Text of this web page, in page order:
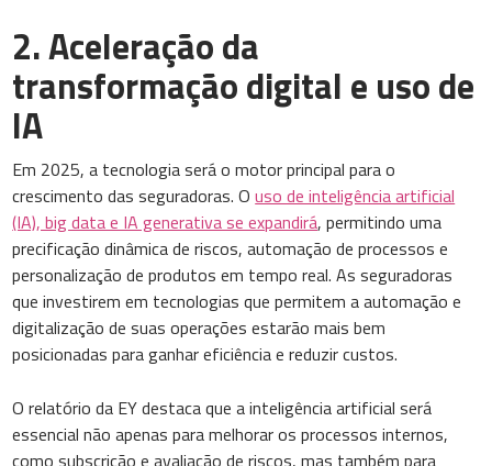
2. Aceleração da
transformação digital e uso de
IA
Em 2025, a tecnologia será o motor principal para o
crescimento das seguradoras. Ouso de inteligência artificial
(IA), big data e IA generativa se expandirá, permitindo uma
precificação dinâmica de riscos, automação de processos e
personalização de produtos em tempo real. As seguradoras
que investirem em tecnologias que permitem a automação e
digitalização de suas operações estarão mais bem
posicionadas para ganhar eficiência e reduzir custos.
O relatório da EY destaca que a inteligência artificial será
essencial não apenas para melhorar os processos internos,
como subscrição e avaliação de riscos, mas também para